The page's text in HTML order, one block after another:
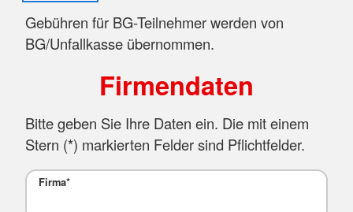
Gebühren für BG-Teilnehmer werden von
BG/Unfallkasse übernommen.
Firmendaten
Bitte geben Sie Ihre Daten ein. Die mit einem
Stern (*) markierten Felder sind Pflichtfelder.
Firma*